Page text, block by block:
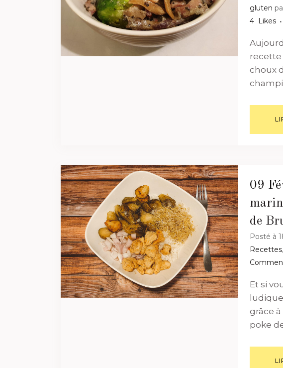
gluten
4 Likes
recette
choux
09
de
Posté à
Recettes,
Et si
grâce
poke